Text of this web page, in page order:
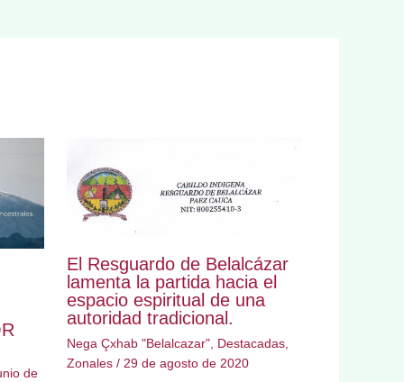
de
El Resguardo de Belalcázar
lamenta la partida hacia el
espacio espiritual de una
autoridad tradicional.
Nega Çxhab "Belalcazar", Destacadas,
Zonales/ 29 de agosto de 2020